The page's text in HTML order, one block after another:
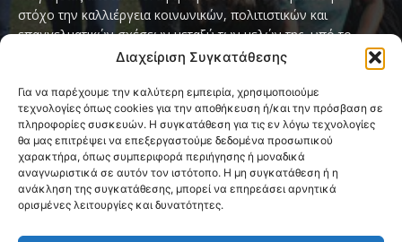
Διαχείριση Συγκατάθεσης
Για να παρέχουμε την καλύτερη εμπειρία, χρησιμοποιούμε
τεχνολογίες όπως cookies για την αποθήκευση ή/και την πρόσβαση σε
πληροφορίες συσκευών. Η συγκατάθεση για τις εν λόγω τεχνολογίες
θα μας επιτρέψει να επεξεργαστούμε δεδομένα προσωπικού
χαρακτήρα, όπως συμπεριφορά περιήγησης ή μοναδικά
αναγνωριστικά σε αυτόν τον ιστότοπο. Η μη συγκατάθεση ή η
ανάκληση της συγκατάθεσης, μπορεί να επηρεάσει αρνητικά
ορισμένες λειτουργίες και δυνατότητες.
στόχο την καλλιέργεια κοινωνικών, πολιτιστικών και
επαγγελματικών σχέσεων μεταξύ των μελών της, υπό το
παγκόσμιο σύνθημα «Servo per Amikeco» (Υπηρετώ δια της
Contact us:ipamagnesia@gmail.com
FOLLOW US